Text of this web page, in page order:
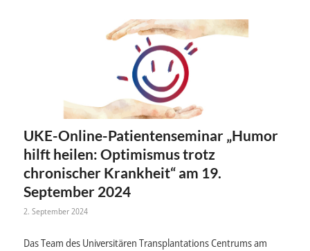
UKE-Online-Patientenseminar „Humor
hilft heilen: Optimismus trotz
chronischer Krankheit“ am 19.
September 2024
2. September 2024
Das Team des Universitären Transplantations Centrums am